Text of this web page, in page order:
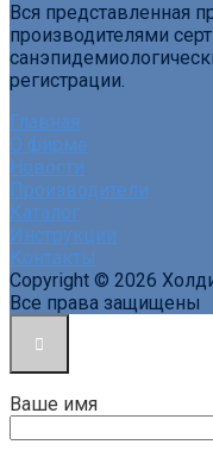
Вся представленная
производителями
регистрации.
Главная
О фирме
Новости
Производители
Каталог
Инструкции
Контакты
Copyright © 2026
Все права защищены
Ваше имя